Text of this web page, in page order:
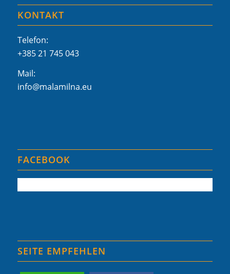
KONTAKT
Telefon:
+385 21 745 043
Mail:
info@malamilna.eu
FACEBOOK
SEITE EMPFEHLEN